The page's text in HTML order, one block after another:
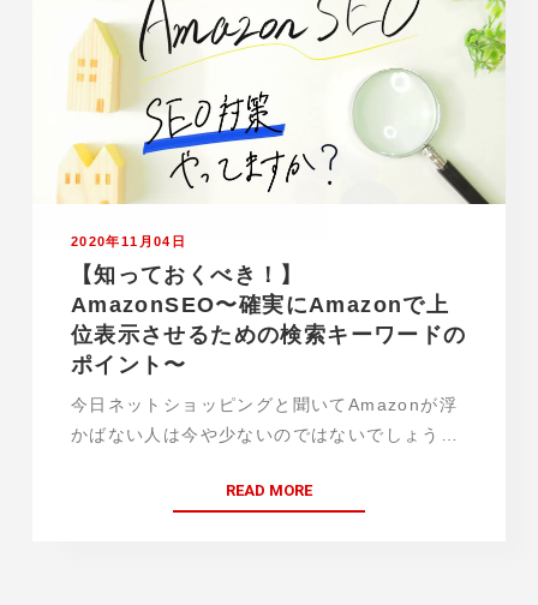
CONTACT
2020年11月04日
【知っておくべき！】
AmazonSEO〜確実にAmazonで上
位表示させるための検索キーワードの
ポイント〜
今日ネットショッピングと聞いてAmazonが浮
かばない人は今や少ないのではないでしょう
1.7兆円とも言われており、約5000万人が利用
READ MORE